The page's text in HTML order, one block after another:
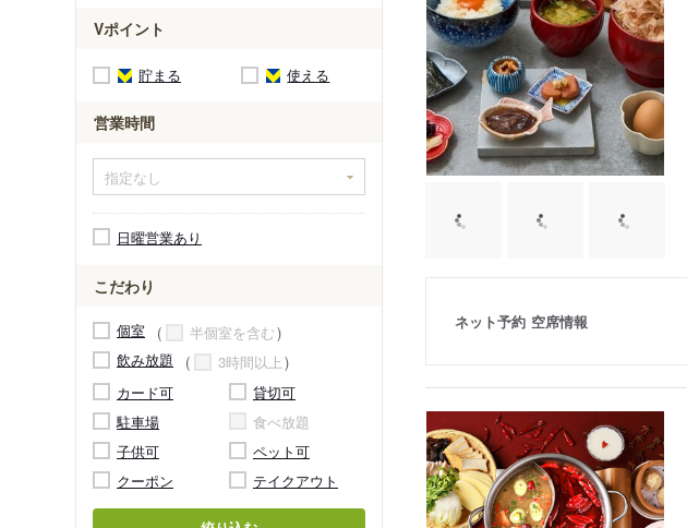
Vポイント
貯まる 使える
営業時間
日曜営業あり
こだわり
個室
半個室を含む
飲み放題
3時間以上
カード可
貸切可
駐車場
食べ放題
子供可
ペット可
クーポン
テイクアウト
ネット予約 空席情報